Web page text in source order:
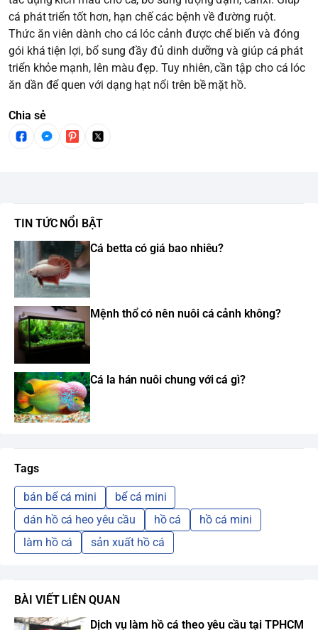
cá phát triển tốt hơn, hạn chế các bệnh về đường ruột.
Thức ăn viên dành cho cá lóc cảnh được chế biến và đóng
gói khá tiện lợi, bổ sung đầy đủ dinh dưỡng và giúp cá phát
triển khỏe mạnh, lên màu đẹp. Tuy nhiên, cần tập cho cá lóc
ăn dần để quen với dạng hạt nổi trên bề mặt hồ.
Chia sẻ
TIN TỨC NỔI BẬT
Cá betta có giá bao nhiêu?
Mệnh thổ có nên nuôi cá cảnh không?
Cá la hán nuôi chung với cá gì?
Tags
bán bể cá mini
bể cá mini
dán hồ cá heo yêu cầu
hồ cá
hồ cá mini
làm hồ cá
sản xuất hồ cá
BÀI VIẾT LIÊN QUAN
Dịch vụ làm hồ cá theo yêu cầu tại TPHCM